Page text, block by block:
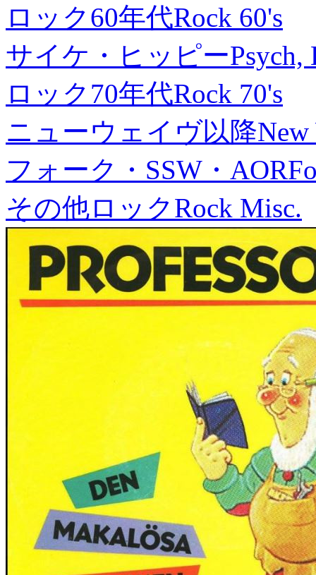
ロック60年代Rock 60's
サイケ・ヒッピーPsych,
ロック70年代Rock 70's
ニューウェイヴ以降New
フォーク・SSW・AOR
その他ロックRock Misc.